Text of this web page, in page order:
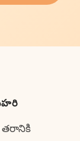
తరానికి